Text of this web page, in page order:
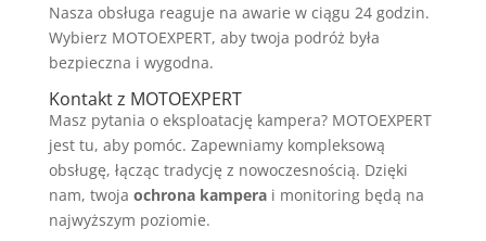
Nasza obsługa reaguje na awarie w ciągu 24 godzin.
Wybierz MOTOEXPERT, aby twoja podróż była
bezpieczna i wygodna.
Kontakt z MOTOEXPERT
Masz pytania o eksploatację kampera? MOTOEXPERT
jest tu, aby pomóc. Zapewniamy kompleksową
obsługę, łącząc tradycję z nowoczesnością. Dzięki
nam, twoja ochrona kamperai monitoring będą na
najwyższym poziomie.